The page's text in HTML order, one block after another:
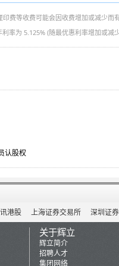
费等收费可能会因收费增加或减少而有
率为 5.125% (随最优惠利率增加或减
认股权
港股 上海证券交易所 深圳证
关于辉立
辉立简介
招聘人才
集团网络